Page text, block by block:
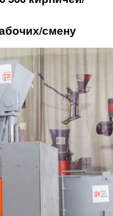
смену